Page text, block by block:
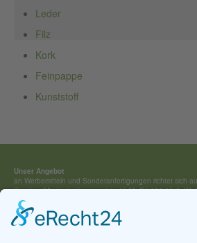
Leder
Filz
Kork
Feinpappe
Kunststoff
Unser Angebot
an Werbemitteln und Sonderan­fertigungen richtet sich
Kunden. Mindestauftragswert (exkl. MwSt) 250,00 €.
sondern fertigen jedes Werbemittel individuell für Sie an.
Kontakt:
Tel.: +49 (0) 4154 / 7 95 40-0